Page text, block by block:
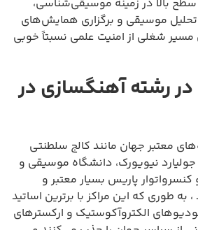
بالا در زمینه موسیقی‌شناسی،
موسیقی و برگزاری همایش‌های
مسیر شغلی از امنیت علمی نسبتاً خوبی
رشته آهنگسازی در
معتبر جهان مانند کالج سلطنتی
نیویورک، دانشگاه موسیقی و
پاریس بسیار معتبر و
طوری که این مراکز با برترین اساتید
الکتروآکوستیک و ارکسترهای